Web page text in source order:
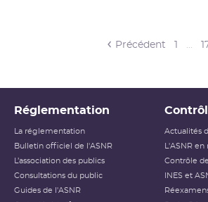
Précédent …
Réglementation
La réglementation
Bulletin officiel de l'ASNR
L’association des publics
Consultations du public
Guides de l'ASNR
Actualités
L'ASNR
Contrôle
INES et